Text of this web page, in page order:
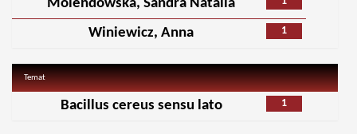
Molendowska, Sandra Natalia
1
Winiewicz, Anna
Temat
1
Bacillus cereus sensu lato